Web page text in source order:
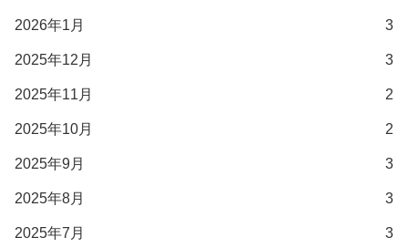
2026年1月 3
2025年12月 3
2025年11月 2
2025年10月 2
2025年9月 3
2025年8月 3
2025年7月 3